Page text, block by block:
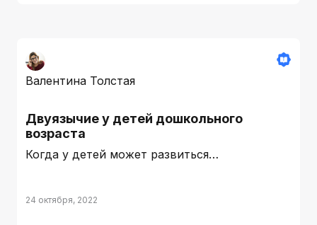
Валентина Толстая
Двуязычие у детей дошкольного
возраста
Когда у детей может развиться…
24 октября, 2022